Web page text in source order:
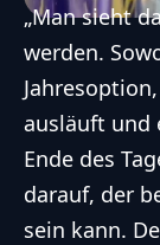
„Man sieht
werden.
ausläuft und
Ende des
darauf, der
sein kann.